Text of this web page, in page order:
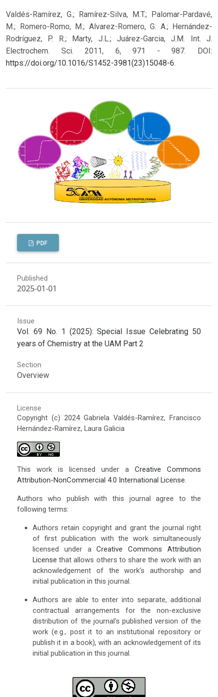
Valdés-Ramírez, G.; Ramírez-Silva, M.T.; Palomar-Pardavé,
M.; Romero-Romo, M.; Alvarez-Romero, G. A.; Hernández-
Rodríguez, P. R.; Marty, J.L.; Juárez-Garcia, J.M. Int. J.
Electrochem. Sci. 2011, 6, 971 - 987. DOI:
https://doi.org/10.1016/S1452-3981(23)15048-6.
PDF
Published
2025-01-01
Issue
Vol. 69 No. 1 (2025): Special Issue Celebrating 50
years of Chemistry at the UAM Part 2
Section
Overview
License
Copyright (c) 2024 Gabriela Valdés-Ramírez, Francisco
Hernández-Ramírez, Laura Galicia
This work is licensed under aCreative Commons
Attribution-NonCommercial 4.0 International License.
Authors who publish with this journal agree to the
following terms:
Authors retain copyright and grant the journal right
of first publication with the work simultaneously
licensed under aCreative Commons Attribution
License that allows others to share the work with an
acknowledgement of the work's authorship and
initial publication in this journal.
Authors are able to enter into separate, additional
contractual arrangements for the non-exclusive
distribution of the journal's published version of the
work (e.g., post it to an institutional repository or
publish it in a book), with an acknowledgement of its
initial publication in this journal.